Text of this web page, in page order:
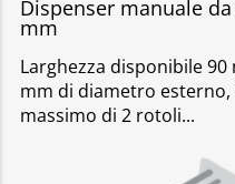
Dispenser manuale
mm
Larghezza disponibile
mm di diametro
massimo di 2 rotoli